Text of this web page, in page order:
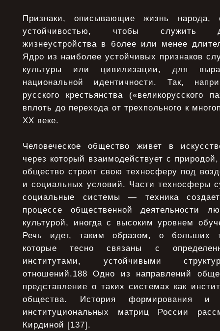
Признаки, описывающие жизнь народа,
устойчивостью, чтобы служить
жизнеустройства в более или менее
Ядро из наиболее устойчивых признаков
культуры или цивилизации, для
национальной идентичности. Так,
русского крестьянства («великорусского
вплоть до перехода от трехпольного к
XX веке.
Человеческое общество живет в
через который взаимодействует с
общество строит свою техносферу под
и социальных условий. Части техносферы
социальные системы — техника
процессе общественной деятельности
культурой, иногда с высоким уровнем
Речь идет, таким образом, о больших
которые тесно связаны с
институтами, устойчивыми
отношений.188 Одно из направлений
представление о таких системах как
общества. История формирования и
институциональных матриц России
Кирдиной [137].